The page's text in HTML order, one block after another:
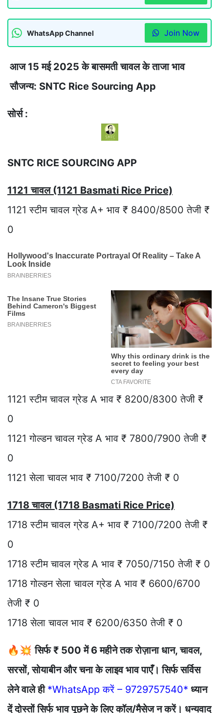
WhatsApp Channel Join Now
आज 15 मई 2025 के बासमती चावल के ताजा भाव
सौजन्य: SNTC Rice Sourcing App
सोर्स :
SNTC RICE SOURCING APP
1121 चावल (1121 Basmati Rice Price)
1121 स्टीम चावल ग्रेड A+ भाव ₹ 8400/8500 तेजी ₹
0
1121 स्टीम चावल ग्रेड A भाव ₹ 8200/8300 तेजी ₹
0
1121 गोल्डन चावल ग्रेड A भाव ₹ 7800/7900 तेजी ₹
0
1121 सेला चावल भाव ₹ 7100/7200 तेजी ₹ 0
1718 चावल (1718 Basmati Rice Price)
1718 स्टीम चावल ग्रेड A+ भाव ₹ 7100/7200 तेजी ₹
0
1718 स्टीम चावल ग्रेड A भाव ₹ 7050/7150 तेजी ₹ 0
1718 गोल्डन सेला चावल ग्रेड A भाव ₹ 6600/6700
तेजी ₹ 0
1718 सेला चावल भाव ₹ 6200/6350 तेजी ₹ 0
🔥💥सिर्फ ₹ 500 में 6 महीने तक रोज़ाना धान, चावल,
सरसों, सोयाबीन और चना के लाइव भाव पाएँ। सिर्फ सर्विस
लेने वाले ही *WhatsApp करें – 9729757540* ध्यान
दें दोस्तों सिर्फ भाव पूछने के लिए कॉल/मैसेज न करें। धन्यवाद